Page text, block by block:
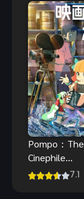
สุดปัง
Pompo : The
Cinephile
ปอมโปะ แก๊ง
7.1